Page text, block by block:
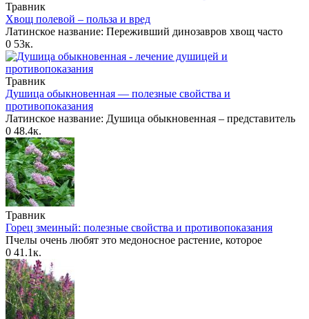
Травник
Хвощ полевой – польза и вред
Латинское название: Переживший динозавров хвощ часто
0 53к.
Травник
Душица обыкновенная — полезные свойства и
противопоказания
Латинское название: Душица обыкновенная – представитель
0 48.4к.
Травник
Горец змеиный: полезные свойства и противопоказания
Пчелы очень любят это медоносное растение, которое
0 41.1к.